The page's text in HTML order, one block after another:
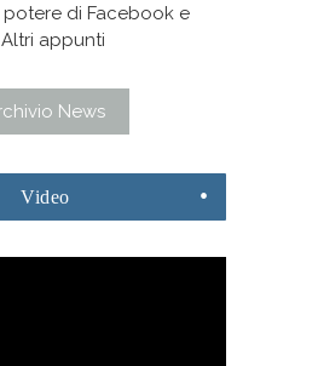
di Facebook e
appunti
News
Video